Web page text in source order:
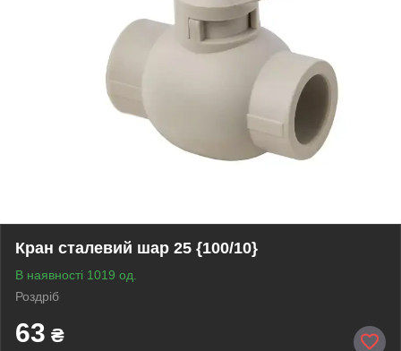
Кран сталевий шар 25 {100/10}
В наявності 1019 од.
Роздріб
63 ₴